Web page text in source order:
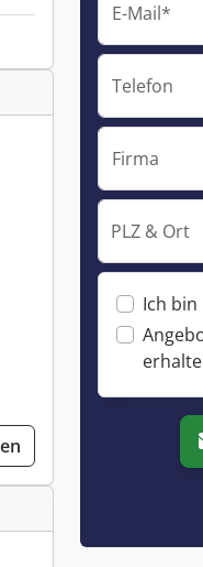
E-Mail*
Telefon
Firma
PLZ & Ort
Ich